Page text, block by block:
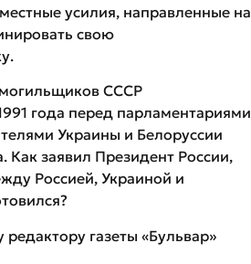
усилия, направленные на
свою
могильщиков СССР
года перед парламентариями
Украины и Белоруссии
заявил Президент России,
Россией, Украиной и
редактору газеты «Бульвар»